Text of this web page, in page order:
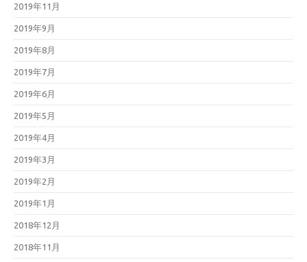
2019年11月
2019年9月
2019年8月
2019年7月
2019年6月
2019年5月
2019年4月
2019年3月
2019年2月
2019年1月
2018年12月
2018年11月